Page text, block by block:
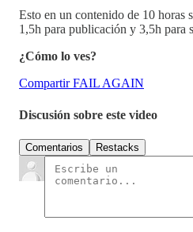
Esto en un contenido de 10 horas
1,5h para publicación y 3,5h para
¿Cómo lo ves?
Compartir FAIL AGAIN
Discusión sobre este video
Comentarios Restacks